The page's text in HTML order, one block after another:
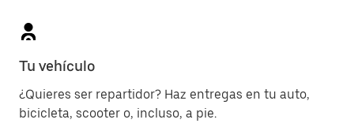
Tu vehículo
¿Quieres ser repartidor? Haz entregas en tu auto,
bicicleta, scooter o, incluso, a pie.